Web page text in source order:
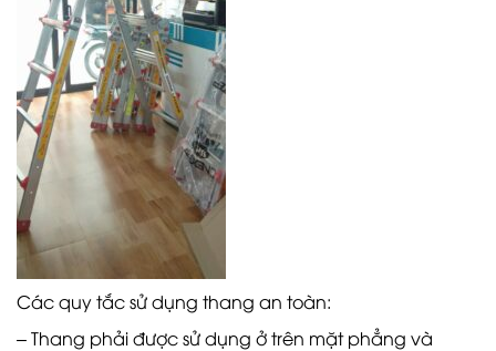
Các quy tắc sử dụng thang an toàn:
– Thang phải được sử dụng ở trên mặt phẳng và